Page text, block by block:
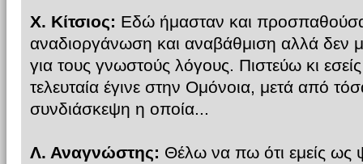
Χ. Κίτσιος: Εδώ ήμασταν και
αναδιοργάνωση και αναβάθμιση αλλά δεν
για τους γνωστούς λόγους. Πιστεύω κι εσείς
τελευταία έγινε στην Ομόνοια, μετά από
συνδιάσκεψη η οποία...
Λ. Αναγνώστης: Θέλω να πω ότι εμείς ως